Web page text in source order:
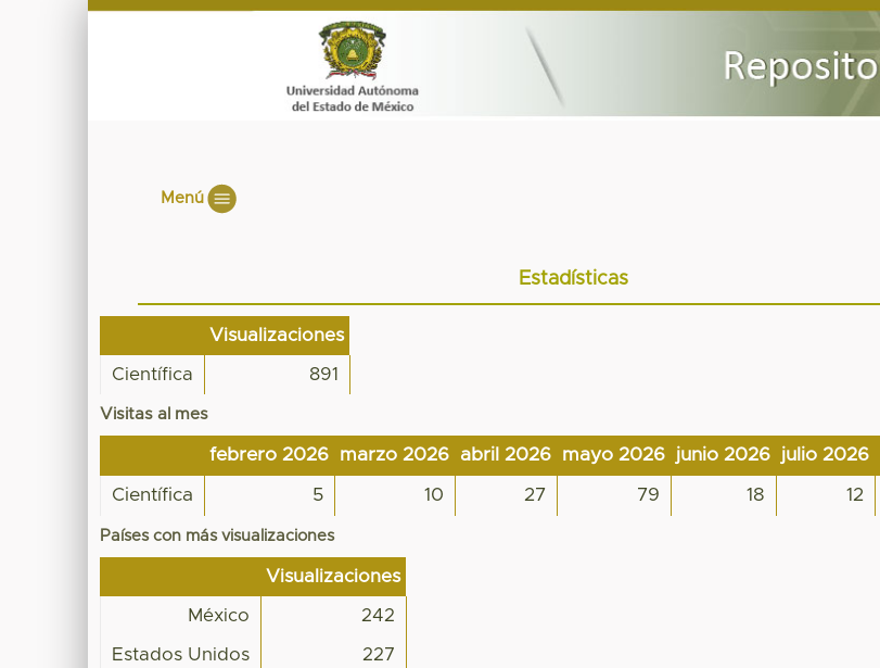
Menú
Estadísticas
Visualizaciones
Científica 891
Visitas al mes
febrero 2026 marzo 2026 abril 2026 mayo 2026 junio 2026 julio 2026
Científica 5 10 27 79 18 12
Países con más visualizaciones
Visualizaciones
México 242
Estados Unidos 227